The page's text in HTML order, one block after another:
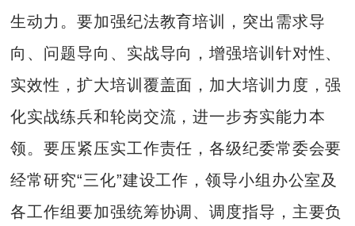
生动力。要加强纪法教育培训，突出需求导
向、问题导向、实战导向，增强培训针对性、
实效性，扩大培训覆盖面，加大培训力度，强
化实战练兵和轮岗交流，进一步夯实能力本
领。要压紧压实工作责任，各级纪委常委会要
经常研究“三化”建设工作，领导小组办公室及
各工作组要加强统筹协调、调度指导，主要负